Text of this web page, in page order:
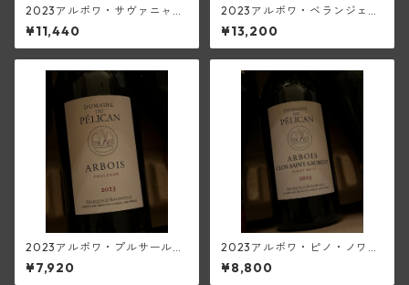
2023アルボワ・サヴァニャ
ン・グラン・キュルレ・ウイ
エ(ペリカン)
¥11,440
2023アルボワ・ベランジェ・
トルソー(ペリカン)
¥13,200
2023アルボワ・プルサール
(ペリカン)
¥7,920
2023アルボワ・ピノ・ノワー
ル・クロ・サン・ローラン(ペ
リカン)
¥8,800